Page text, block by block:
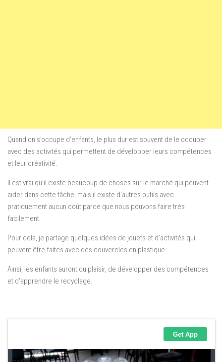
Quand on s’occupe d’enfants, le plus dur est souvent de le occuper
avec des activités qui permettent de développer leurs compétences
et leur créativité.
Il est vrai qu’il existe beaucoup de choses sur le marché qui peuvent
aider dans cette tâche, mais il existe d’autres outils avec
pratiquement aucun coût parce que nous pouvons faire très
facilement.
Pour cela, je partage quelques idées de jouets et d’activités qui
peuvent être faites avec des couvercles en plastique.
Ainsi, les enfants auront du plaisir, de développer des compétences
et d’apprendre le recyclage.